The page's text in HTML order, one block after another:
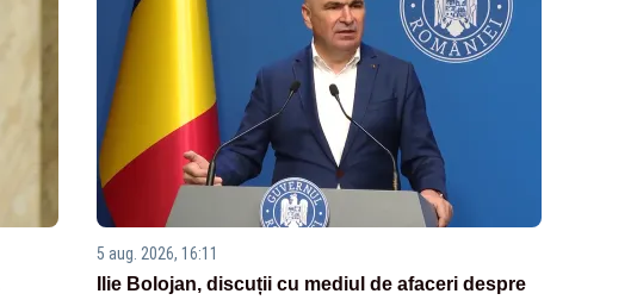
5 aug. 2026, 16:11
Ilie Bolojan, discuții cu mediul de afaceri despre